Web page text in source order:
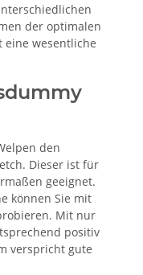
der optimalen
eine wesentliche
den
Dieser ist für
geeignet.
können Sie mit
Mit nur
positiv
verspricht gute